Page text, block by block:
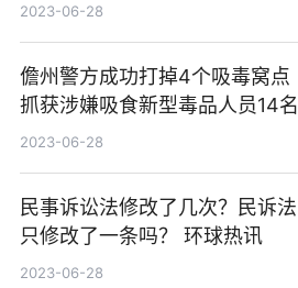
2023-06-28
儋州警方成功打掉4个吸毒窝点
抓获涉嫌吸食新型毒品人员14名
2023-06-28
民事诉讼法修改了几次？民诉法
只修改了一条吗？ 环球热讯
2023-06-28